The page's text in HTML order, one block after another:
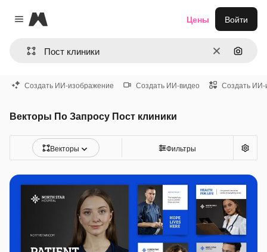
Close menu
Magnific
ОчиститьПоиск
Цены Войти
Создать ИИ-изображение Создать ИИ-видео Создать ИИ-
Векторы По Запросу Пост клиники
Векторы Фильтры